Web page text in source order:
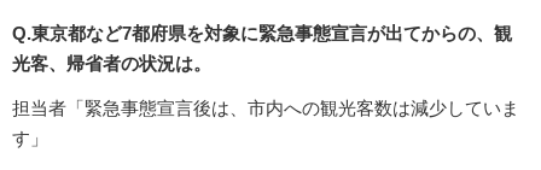
Q.東京都など7都府県を対象に緊急事態宣言が出てからの、観
光客、帰省者の状況は。
担当者「緊急事態宣言後は、市内への観光客数は減少していま
す」